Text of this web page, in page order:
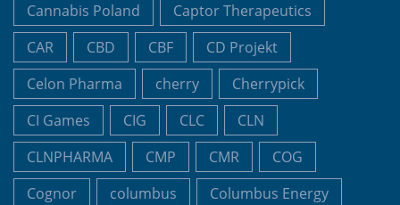
Cannabis Poland
Captor Therapeutics
CAR
CBD CBF
CD Projekt
Celon Pharma
cherry
Cherrypick
CI Games
CIG CLC
CLN
CLNPHARMA
CMP CMR
COG
Cognor
columbus
Columbus Energy